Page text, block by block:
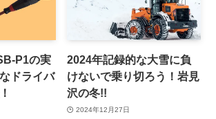
P1の実
ドライバ
2024年記録的な大雪に負
けないで乗り切ろう！岩見
沢の冬!!
2024年12月27日